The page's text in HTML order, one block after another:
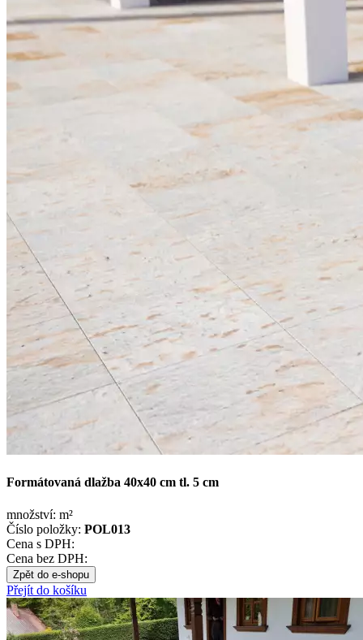
Formátovaná dlažba 40x40 cm tl. 5 cm
množství: m²
Číslo položky: POL013
Cena s DPH:
Cena bez DPH:
Zpět do e-shopu
Přejít do košíku